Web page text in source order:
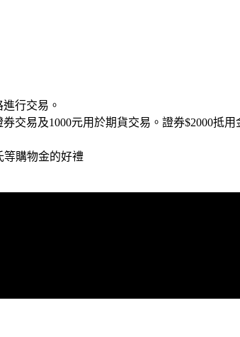
行交易。
交易及1000元用於期貨交易。證券$2000抵
等購物金的好禮